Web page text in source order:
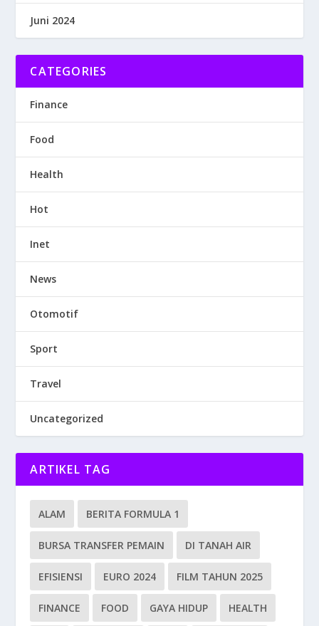
Juni 2024
CATEGORIES
Finance
Food
Health
Hot
Inet
News
Otomotif
Sport
Travel
Uncategorized
ARTIKEL TAG
ALAM BERITA FORMULA 1
BURSA TRANSFER PEMAIN DI TANAH AIR
EFISIENSI EURO 2024 FILM TAHUN 2025
FINANCE FOOD GAYA HIDUP HEALTH